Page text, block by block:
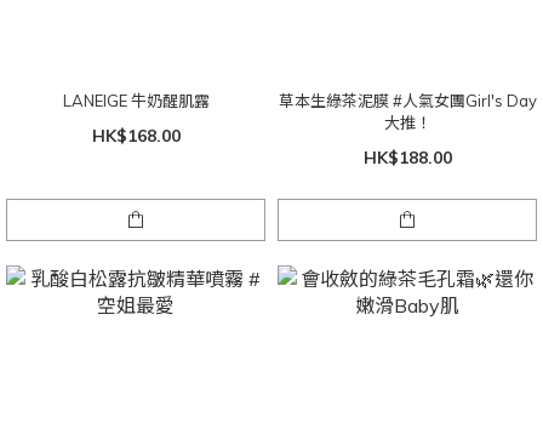
LANEIGE 牛奶醒肌露
HK$168.00
草本生綠茶泥膜 #人氣女團Girl's Day
大推！
HK$188.00